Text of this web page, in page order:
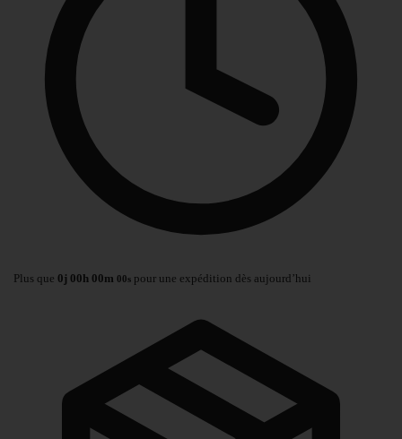
Plus que 0j 00h 00m 00s pour une expédition dès aujourd’hui